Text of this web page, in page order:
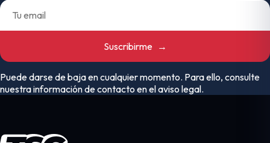
Suscribirme →
Puede darse de baja en cualquier momento. Para ello, consulte
nuestra información de contacto en el aviso legal.